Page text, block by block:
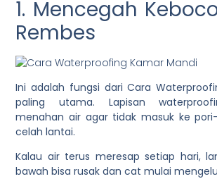
1. Mencegah
Rembes
Ini adalah fungsi dari Cara
paling utama. Lapisan
menahan air agar tidak masuk ke
celah lantai.
Kalau air terus meresap setiap hari,
bawah bisa rusak dan cat mulai